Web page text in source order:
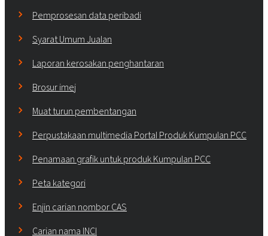
Pemprosesan data peribadi
Syarat Umum Jualan
Laporan kerosakan penghantaran
Brosur imej
Muat turun pembentangan
Perpustakaan multimedia Portal Produk Kumpulan PCC
Penamaan grafik untuk produk Kumpulan PCC
Peta kategori
Enjin carian nombor CAS
Carian nama INCI